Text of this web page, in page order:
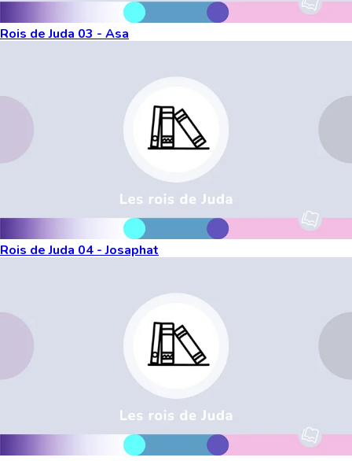
Rois de Juda 03 - Asa
Rois de Juda 04 - Josaphat